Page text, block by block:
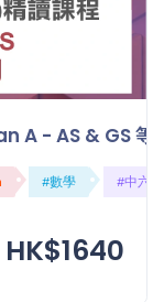
A - AS & GS 等
#數學 #中六
HK$1640